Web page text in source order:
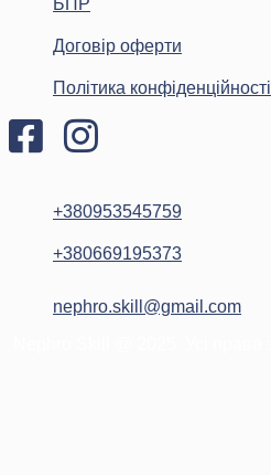
БПР
Договір оферти
Політика конфіденційності
+380953545759
+380669195373
nephro.skill@gmail.com